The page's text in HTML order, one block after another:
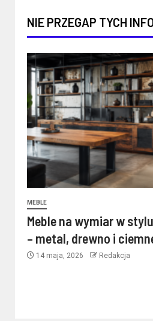
NIE PRZEGAP TYCH
MEBLE
Meble na wymiar w
– metal, drewno i
14 maja, 2026 Redakcja